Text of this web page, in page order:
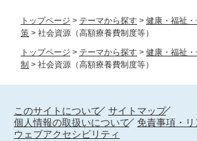
トップページ > テーマから探す > 健康・福祉
策 > 社会資源（高額療養費制度等）
トップページ > テーマから探す > 健康・福祉
制 > 社会資源（高額療養費制度等）
このサイトについて
サイトマップ
個人情報の取扱いについて
免責事項・
ウェブアクセシビリティ